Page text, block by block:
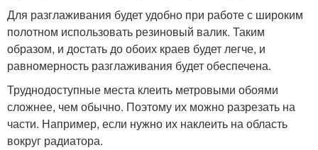
Для разглаживания будет удобно при работе с широким
полотном использовать резиновый валик. Таким
образом, и достать до обоих краев будет легче, и
равномерность разглаживания будет обеспечена.
Труднодоступные места клеить метровыми обоями
сложнее, чем обычно. Поэтому их можно разрезать на
части. Например, если нужно их наклеить на область
вокруг радиатора.